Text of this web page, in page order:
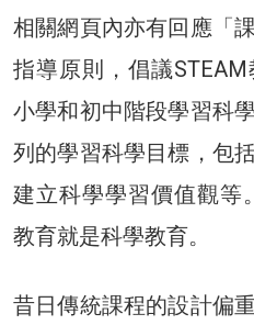
相關網頁內亦有回應「
指導原則，倡議
小學和初中階段學習科
列的學習科學目標，包
建立科學學習價值觀等
教育就是科學教育。
昔日傳統課程的設計偏